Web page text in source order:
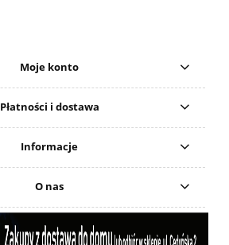
Moje konto
Płatności i dostawa
Informacje
O nas